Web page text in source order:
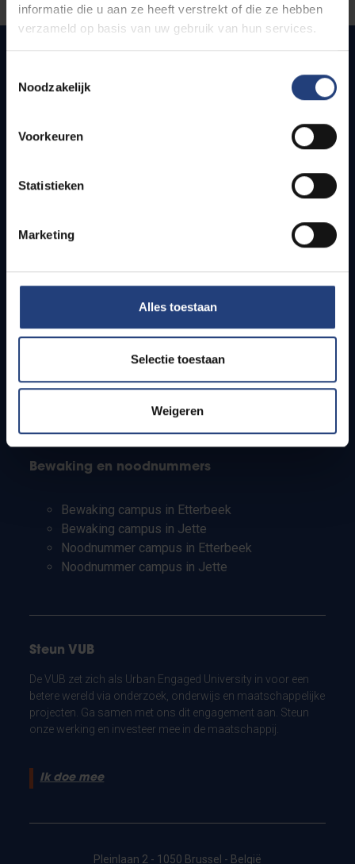
informatie die u aan ze heeft verstrekt of die ze hebben
verzameld op basis van uw gebruik van hun services.
Noodzakelijk
Voorkeuren
Statistieken
Marketing
Alles toestaan
Selectie toestaan
Weigeren
Snel naar
Bereikbaarheid
Studenten
PhD-studenten
Leerkrachten en secundaire scholen
Bewaking en noodnummers
Bewaking campus in Etterbeek
Bewaking campus in Jette
Noodnummer campus in Etterbeek
Noodnummer campus in Jette
Steun VUB
De VUB zet zich als Urban Engaged University in voor een
betere wereld via onderzoek, onderwijs en maatschappelijke
projecten. Ga samen met ons dit engagement aan. Steun
onze werking en investeer mee in de maatschappij.
Ik doe mee
Pleinlaan 2 - 1050 Brussel - België